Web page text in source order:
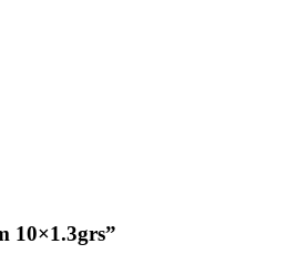
10×1.3grs”